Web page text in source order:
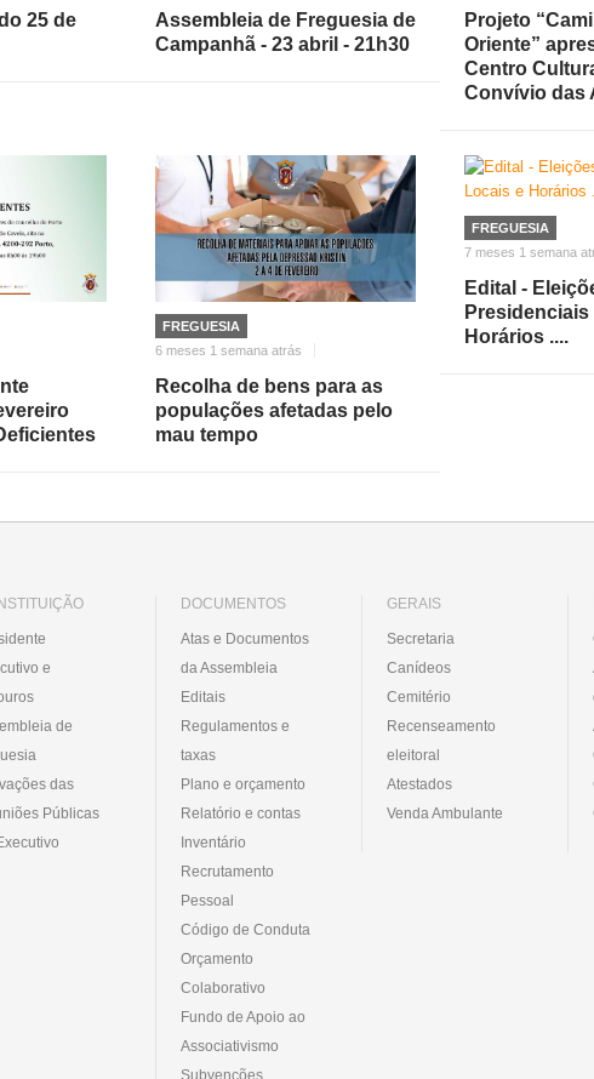
25 de
Assembleia de Freguesia de
Campanhã - 23 abril - 21h30
Projeto
Oriente”
Centro
Convívio das
FREGUESIA
6 meses 1 semana atrás
Recolha de bens para as
populações afetadas pelo
mau tempo
FREGUESIA
7 meses 1 semana
Edital -
Horários ....
e
de
das
Públicas
DOCUMENTOS
Atas e Documentos
da Assembleia
Editais
Regulamentos e
taxas
Plano e orçamento
Relatório e contas
Inventário
Recrutamento
Pessoal
Código de Conduta
Orçamento
Colaborativo
Fundo de Apoio ao
Associativismo
Subvenções
GERAIS
Secretaria
Canídeos
Cemitério
Recenseamento
eleitoral
Atestados
Venda Ambulante